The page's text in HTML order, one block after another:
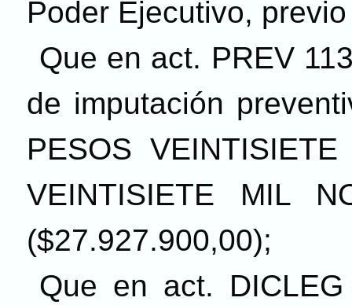
Poder Ejecutivo,
Que en act. PREV
de imputación
PESOS
VEINTISIETE MIL
($27.927.900,00);
Que en act.